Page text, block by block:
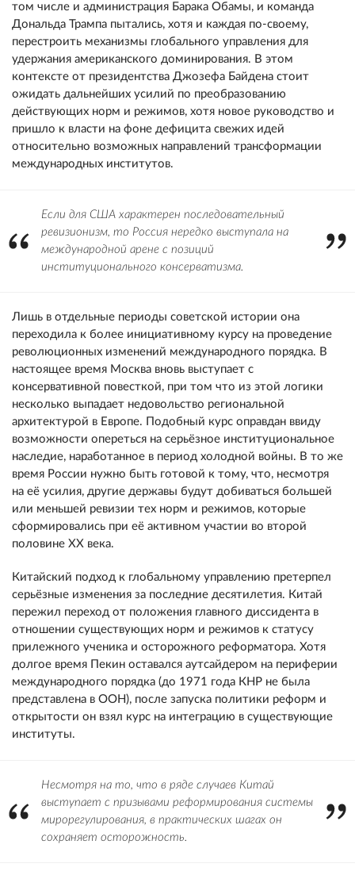
том числе и администрация Барака Обамы, и команда
Дональда Трампа пытались, хотя и каждая по-своему,
перестроить механизмы глобального управления для
удержания американского доминирования. В этом
контексте от президентства Джозефа Байдена стоит
ожидать дальнейших усилий по преобразованию
действующих норм и режимов, хотя новое руководство и
пришло к власти на фоне дефицита свежих идей
относительно возможных направлений трансформации
международных институтов.
Если для США характерен последовательный
ревизионизм, то Россия нередко выступала на
международной арене с позиций
институционального консерватизма.
Лишь в отдельные периоды советской истории она
переходила к более инициативному курсу на проведение
революционных изменений международного порядка. В
настоящее время Москва вновь выступает с
консервативной повесткой, при том что из этой логики
несколько выпадает недовольство региональной
архитектурой в Европе. Подобный курс оправдан ввиду
возможности опереться на серьёзное институциональное
наследие, наработанное в период холодной войны. В то же
время России нужно быть готовой к тому, что, несмотря
на её усилия, другие державы будут добиваться большей
или меньшей ревизии тех норм и режимов, которые
сформировались при её активном участии во второй
половине XX века.
Китайский подход к глобальному управлению претерпел
серьёзные изменения за последние десятилетия. Китай
пережил переход от положения главного диссидента в
отношении существующих норм и режимов к статусу
прилежного ученика и осторожного реформатора. Хотя
долгое время Пекин оставался аутсайдером на периферии
международного порядка (до 1971 года КНР не была
представлена в ООН), после запуска политики реформ и
открытости он взял курс на интеграцию в существующие
институты.
Несмотря на то, что в ряде случаев Китай
выступает с призывами реформирования системы
мирорегулирования, в практических шагах он
сохраняет осторожность.